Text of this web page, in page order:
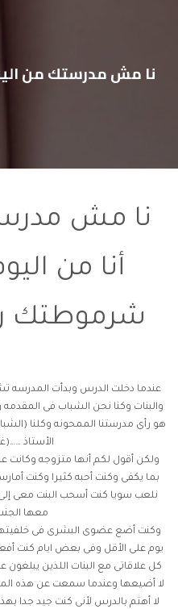
نا مش مدرستك من
نا مش
أنا من
شرموطتك
عندما دخلت الدرس وبدأت المدرسه
والبنات وكنا نحن الشباب فى المقدمه
هو رأى مدرستنا الممحونه وكلنا
الأستاذ
ولكن أقول لكم أنها متزوجه وكانت
بما يكفى وكنت أحبه كثيرا وكنت
نلعب سويا كنت أسحب البنت معى
معها
وكنت أضع عضوى البشرى فى خلفيتها
يوم على الأقل وفى بعض ايام كنت
كل علاقاتى مع البنات اللذين
لا أضيعها وعندما سمعت عن هذه
لا أهتم بالدرس لأنى كنت جيد جدا